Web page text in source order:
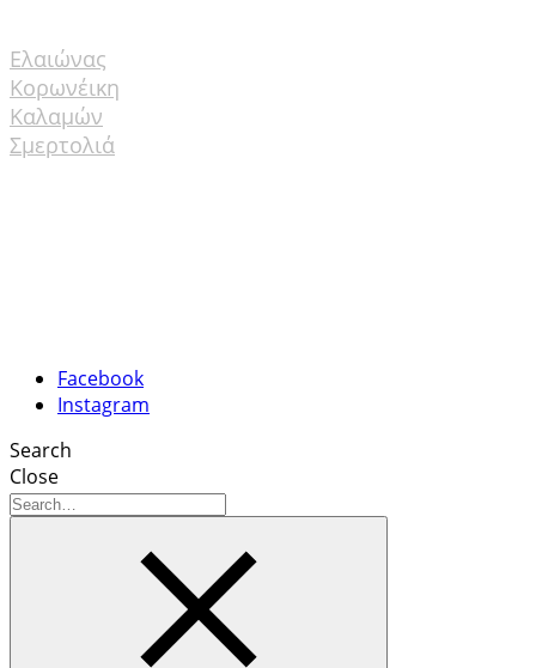
Ελαιώνας
Κορωνέικη
Καλαμών
Σμερτολιά
Facebook
Instagram
Search
Close